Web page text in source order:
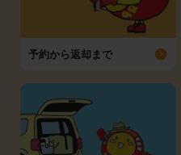
予約から返却まで